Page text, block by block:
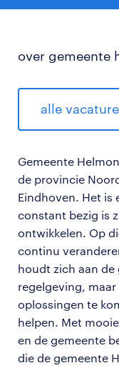
over gemeente
alle
Gemeente
de provincie
Eindhoven. Het is
constant bezig is
ontwikkelen. Op
continu
houdt zich aan
regelgeving,
oplossingen te
helpen. Met
en de gemeente
die de gemeente